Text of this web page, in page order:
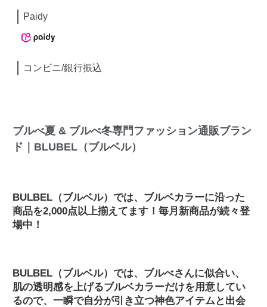
Paidy
コンビニ/銀行振込
ブルべ夏 & ブルべ冬専門ファッション通販ブラン
ド｜BLUBEL（ブルベル）
BULBEL（ブルベル）では、ブルベカラーに沿った
商品を2,000点以上揃えてます！毎月新商品が続々登
場中！
BULBEL（ブルベル）では、ブルべさんに似合い、
肌の透明感を上げるブルベカラーだけを用意してい
るので、一瞬で自分が引き立つ神色アイテムと出会